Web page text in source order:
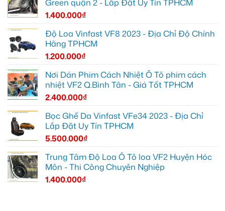
Green quận 2 - Lắp Đặt Uy Tín TPHCM
1.400.000₫
Độ Loa Vinfast VF8 2023 - Địa Chỉ Độ Chính
Hãng TPHCM
1.200.000₫
Nơi Dán Phim Cách Nhiệt Ô Tô phim cách
nhiệt VF2 Q.Bình Tân - Giá Tốt TPHCM
2.400.000₫
Bọc Ghế Da Vinfast VFe34 2023 - Địa Chỉ
Lắp Đặt Uy Tín TPHCM
5.500.000₫
Trung Tâm Độ Loa Ô Tô loa VF2 Huyện Hóc
Môn - Thi Công Chuyên Nghiệp
1.400.000₫